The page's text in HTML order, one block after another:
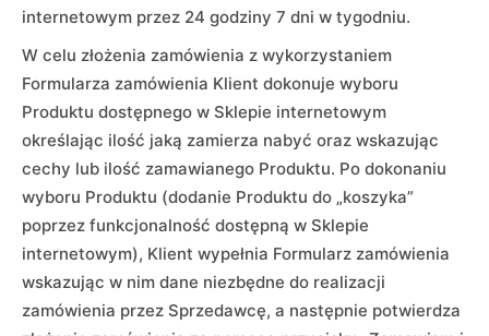
internetowym przez 24 godziny 7 dni w tygodniu.
W celu złożenia zamówienia z wykorzystaniem
Formularza zamówienia Klient dokonuje wyboru
Produktu dostępnego w Sklepie internetowym
określając ilość jaką zamierza nabyć oraz wskazując
cechy lub ilość zamawianego Produktu. Po dokonaniu
wyboru Produktu (dodanie Produktu do „koszyka”
poprzez funkcjonalność dostępną w Sklepie
internetowym), Klient wypełnia Formularz zamówienia
wskazując w nim dane niezbędne do realizacji
zamówienia przez Sprzedawcę, a następnie potwierdza